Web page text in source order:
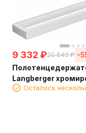
9 332 ₽20 540 ₽ -
Langberger
стене одинарный
Осталось